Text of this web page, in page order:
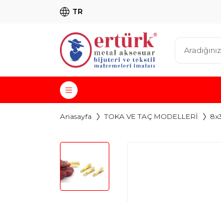
TR
Anasayfa TOKA VE TAÇ MODELLERİ